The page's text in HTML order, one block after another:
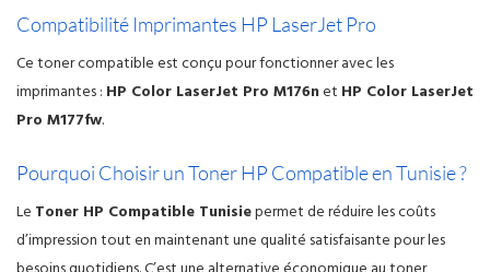
Compatibilité Imprimantes HP LaserJet Pro
Ce toner compatible est conçu pour fonctionner avec les
imprimantes : HP Color LaserJet Pro M176net HP Color LaserJet
Pro M177fw.
Pourquoi Choisir un Toner HP Compatible en Tunisie ?
Le Toner HP Compatible Tunisiepermet de réduire les coûts
d’impression tout en maintenant une qualité satisfaisante pour les